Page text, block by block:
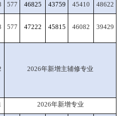
577 46825 43759 45410 48622
577 47222 45815 46082 39429
2026年新增主辅修专业
2026年新增专业